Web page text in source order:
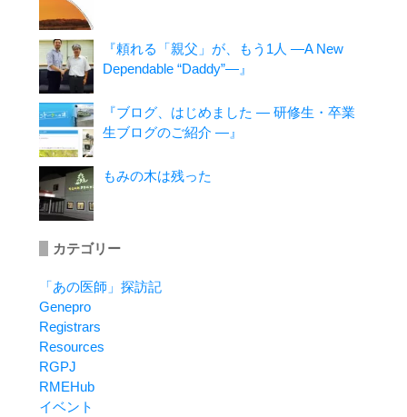
『頼れる「親父」が、もう1人 ―A New
Dependable “Daddy”―』
『ブログ、はじめました ― 研修生・卒業
生ブログのご紹介 ―』
もみの木は残った
カテゴリー
「あの医師」探訪記
Genepro
Registrars
Resources
RGPJ
RMEHub
イベント